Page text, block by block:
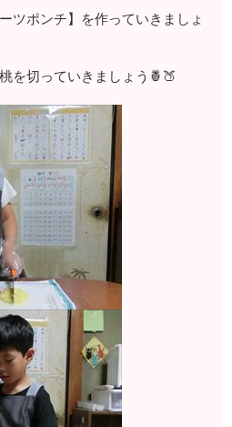
ツポンチ】を作っていきましょ
を切っていきましょう🍍🍑